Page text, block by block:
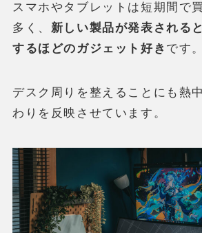
スマホやタブレットは短期間で
多く、 新しい製品が発表される
するほどのガジェット好き です。
デスク周りを整えることにも熱
わりを反映させています。